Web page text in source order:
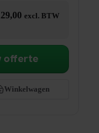
excl. BTW
Winkelwagen
offerte